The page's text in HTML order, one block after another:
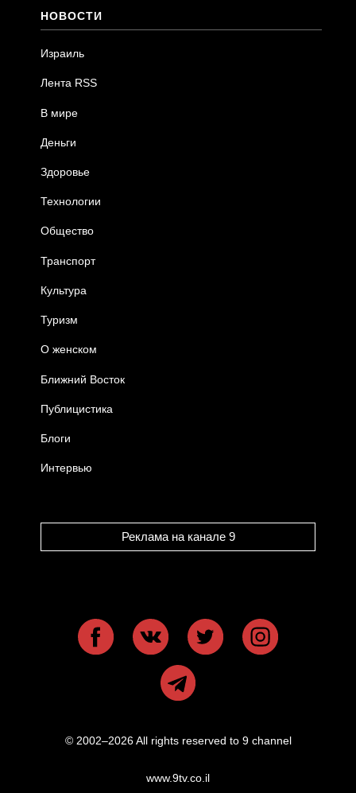
НОВОСТИ
Израиль
Лента RSS
В мире
Деньги
Здоровье
Технологии
Общество
Транспорт
Культура
Туризм
О женском
Ближний Восток
Публицистика
Блоги
Интервью
Реклама на канале 9
© 2002–2026 All rights reserved to 9 channel
www.9tv.co.il